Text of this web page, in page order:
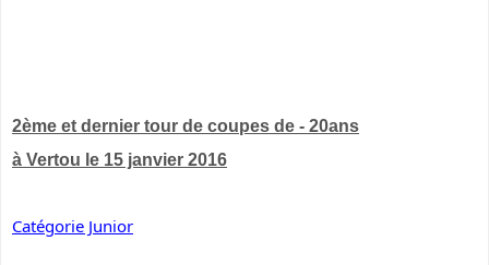
2ème et dernier tour de coupes de - 20ans
à Vertou le 15 janvier 2016
Catégorie Junior